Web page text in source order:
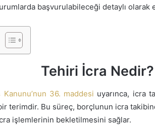
başvurulabileceği detaylı olarak
Tehiri İcra Nedir?
36. maddesi uyarınca, icra
terimdir. Bu süreç, borçlunun icra
işlemlerinin bekletilmesini sağlar.